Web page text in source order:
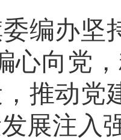
编办坚
心向党
推动党
展注入